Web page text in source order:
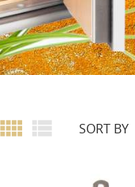
  SORT BY